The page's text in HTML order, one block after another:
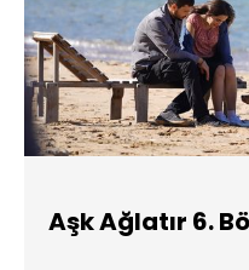
Aşk Ağlatır 6.